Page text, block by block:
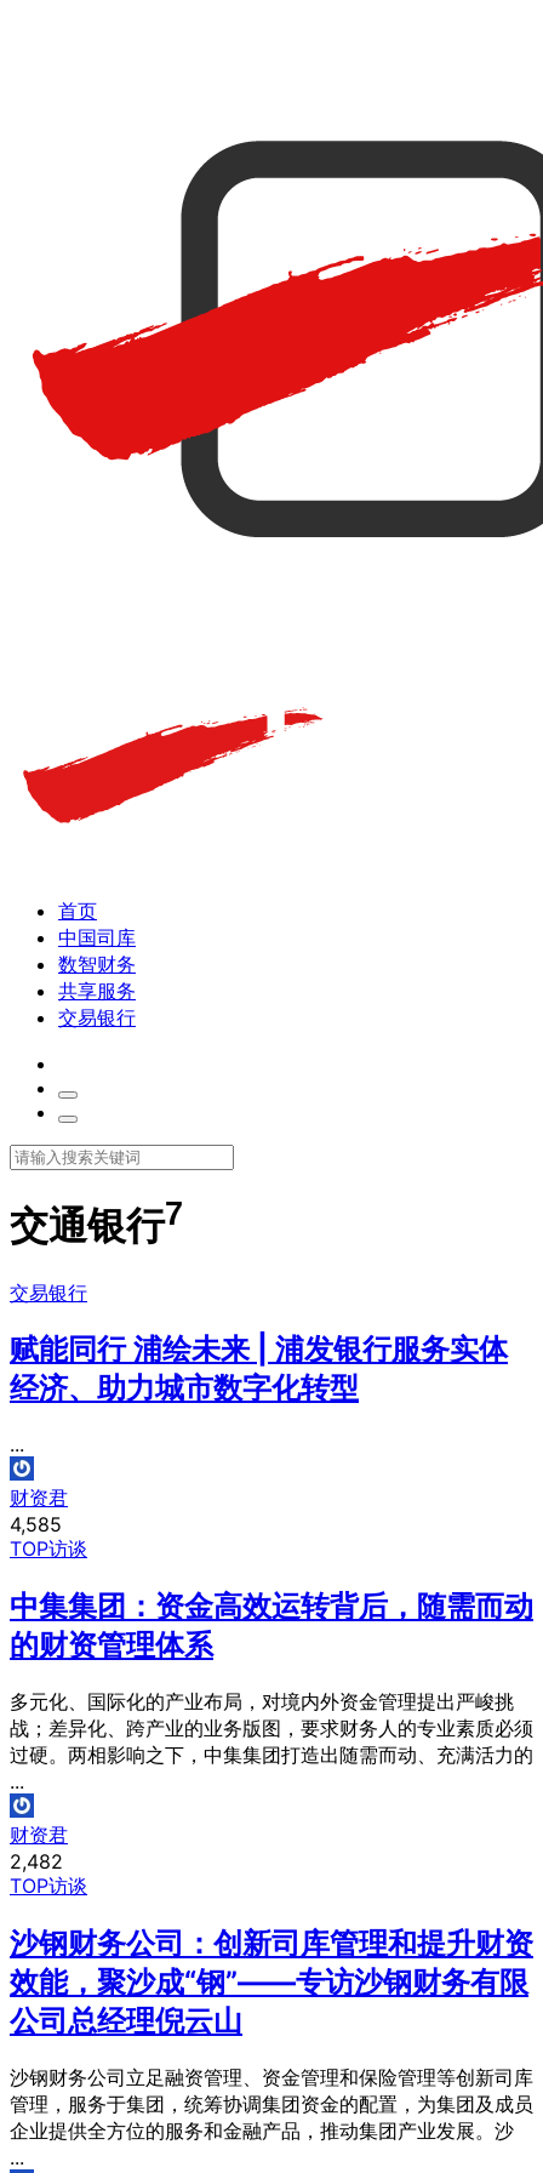
首页
中国司库
数智财务
共享服务
交易银行
交通银行7
交易银行
赋能同行 浦绘未来 | 浦发银行服务实体
经济、助力城市数字化转型
...
财资君
4,585
TOP访谈
中集集团：资金高效运转背后，随需而动
的财资管理体系
多元化、国际化的产业布局，对境内外资金管理提出严峻挑
战；差异化、跨产业的业务版图，要求财务人的专业素质必须
过硬。两相影响之下，中集集团打造出随需而动、充满活力的
...
财资君
2,482
TOP访谈
沙钢财务公司：创新司库管理和提升财资
效能，聚沙成“钢”——专访沙钢财务有限
公司总经理倪云山
沙钢财务公司立足融资管理、资金管理和保险管理等创新司库
管理，服务于集团，统筹协调集团资金的配置，为集团及成员
企业提供全方位的服务和金融产品，推动集团产业发展。沙
...